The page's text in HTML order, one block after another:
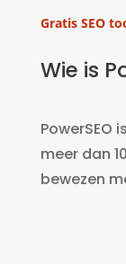
Gratis SEO
Wie is
PowerSEO
meer dan
bewezen